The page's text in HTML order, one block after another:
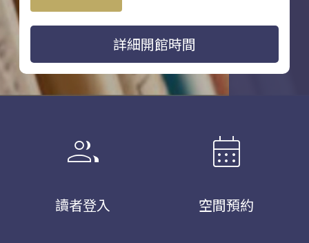
詳細開館時間
group
讀者登入
calendar_month
空間預約